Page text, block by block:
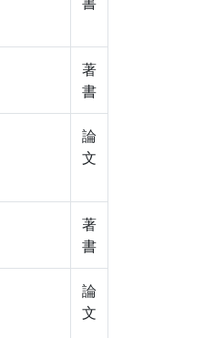
著
書
論
文
著
書
論
文